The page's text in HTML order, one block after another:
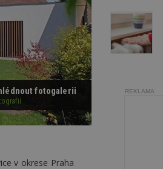
fotogalerii
v okrese Praha
REKLAMA